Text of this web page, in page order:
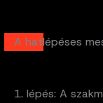
A hatlépéses
1. lépés: A